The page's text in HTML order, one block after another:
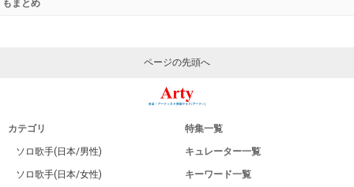
もまとめ
ページの先頭へ
カテゴリ
ソロ歌手(日本/男性)
ソロ歌手(日本/女性)
特集一覧
キュレーター一覧
キーワード一覧